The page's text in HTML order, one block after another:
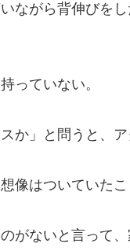
いながら背伸びを
っていない。
か」と問うと、
像はついていた
がないと言って